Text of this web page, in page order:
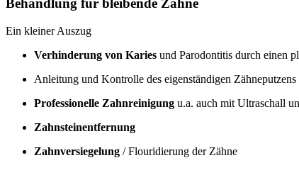
Behandlung für bleibende Zähne
Ein kleiner Auszug
Verhinderung von Karies und Parodontitis durch einen
Anleitung und Kontrolle des eigenständigen
Professionelle Zahnreinigung u.a. auch mit Ultraschall
Zahnsteinentfernung
Zahnversiegelung / Flouridierung der Zähne